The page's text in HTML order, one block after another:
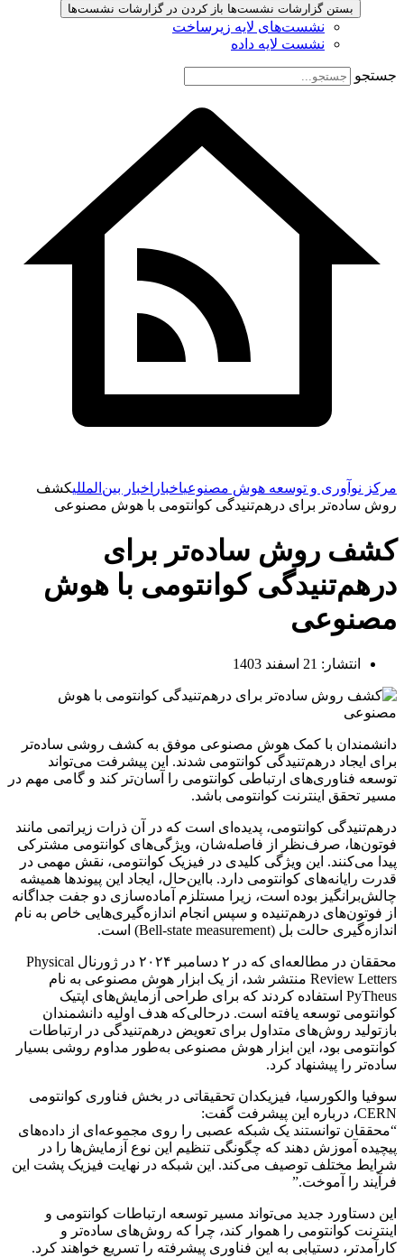
بستن گزارشات نشست‌ها باز کردن در گزارشات نشست‌ها
نشست‌‌های لایه زیرساخت
نشست لایه داده
جستجو
مرکز نوآوری و توسعه هوش مصنوعیاخبار اخبار بین‌المللیکشف
روش ساده‌تر برای درهم‌تنیدگی کوانتومی با هوش مصنوعی
کشف روش ساده‌تر برای
درهم‌تنیدگی کوانتومی با هوش
مصنوعی
انتشار: 21 اسفند 1403
دانشمندان با کمک هوش مصنوعی موفق به کشف روشی ساده‌تر
برای ایجاد درهم‌تنیدگی کوانتومی شدند. این پیشرفت می‌تواند
توسعه فناوری‌های ارتباطی کوانتومی را آسان‌تر کند و گامی مهم در
مسیر تحقق اینترنت کوانتومی باشد.
درهم‌تنیدگی کوانتومی، پدیده‌ای است که در آن ذرات زیراتمی مانند
فوتون‌ها، صرف‌نظر از فاصله‌شان، ویژگی‌های کوانتومی مشترکی
پیدا می‌کنند. این ویژگی کلیدی در فیزیک کوانتومی، نقش مهمی در
قدرت رایانه‌های کوانتومی دارد. بااین‌حال، ایجاد این پیوندها همیشه
چالش‌برانگیز بوده است، زیرا مستلزم آماده‌سازی دو جفت جداگانه
از فوتون‌های درهم‌تنیده و سپس انجام اندازه‌گیری‌هایی خاص به نام
اندازه‌گیری حالت بل (Bell-state measurement) است.
محققان در مطالعه‌ای که در ۲ دسامبر ۲۰۲۴ در ژورنال Physical
Review Letters منتشر شد، از یک ابزار هوش مصنوعی به نام
PyTheus استفاده کردند که برای طراحی آزمایش‌های اپتیک
کوانتومی توسعه یافته است. درحالی‌که هدف اولیه دانشمندان
بازتولید روش‌های متداول برای تعویض درهم‌تنیدگی در ارتباطات
کوانتومی بود، این ابزار هوش مصنوعی به‌طور مداوم روشی بسیار
ساده‌تر را پیشنهاد کرد.
سوفیا والکورسیا، فیزیکدان تحقیقاتی در بخش فناوری کوانتومی
CERN، درباره این پیشرفت گفت:
“محققان توانستند یک شبکه عصبی را روی مجموعه‌ای از داده‌های
پیچیده آموزش دهند که چگونگی تنظیم این نوع آزمایش‌ها را در
شرایط مختلف توصیف می‌کند. این شبکه در نهایت فیزیک پشت این
فرآیند را آموخت.”
این دستاورد جدید می‌تواند مسیر توسعه ارتباطات کوانتومی و
اینترنت کوانتومی را هموار کند، چرا که روش‌های ساده‌تر و
کارآمدتر، دستیابی به این فناوری پیشرفته را تسریع خواهند کرد.